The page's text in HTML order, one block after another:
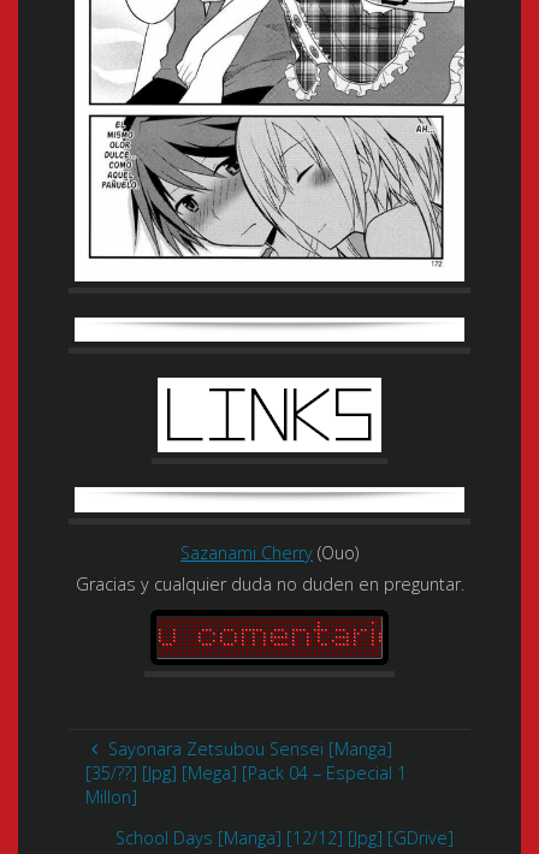
Sazanami Cherry (Ouo)
Gracias y cualquier duda no duden en preguntar.
Sayonara Zetsubou Sensei [Manga]
[35/??] [Jpg] [Mega] [Pack 04 – Especial 1
Millon]
School Days [Manga] [12/12] [Jpg] [GDrive]